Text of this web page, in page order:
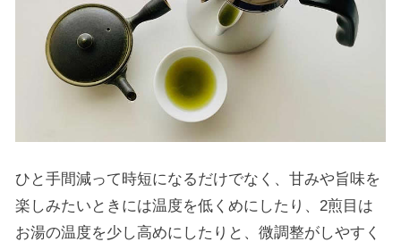
ひと手間減って時短になるだけでなく、甘みや旨味を
楽しみたいときには温度を低くめにしたり、2煎目は
お湯の温度を少し高めにしたりと、微調整がしやすく